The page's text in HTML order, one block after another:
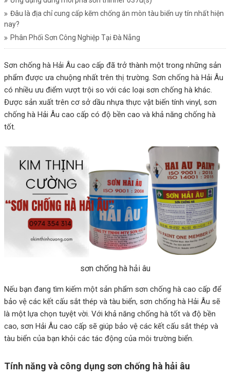
Đâu là địa chỉ cung cấp kẽm chống ăn mòn tàu biển uy tín nhất hiện
nay?
Phân Phối Sơn Công Nghiệp Tại Đà Nẵng
Sơn chống hà Hải Âu cao cấp đã trở thành một trong những sản
phẩm được ưa chuộng nhất trên thị trường. Sơn chống hà Hải Âu
có nhiều ưu điểm vượt trội so với các loại sơn chống hà khác.
Được sản xuất trên cơ sở dầu nhựa thực vật biến tính vinyl, sơn
chống hà Hải Âu cao cấp có độ bền cao và khả năng chống hà
tốt.
sơn chống hà hải âu
Nếu bạn đang tìm kiếm một sản phẩm sơn chống hà cao cấp để
bảo vệ các kết cấu sắt thép và tàu biển, sơn chống hà Hải Âu sẽ
là một lựa chọn tuyệt vời. Với khả năng chống hà tốt và độ bền
cao, sơn Hải Âu cao cấp sẽ giúp bảo vệ các kết cấu sắt thép và
tàu biển của bạn khỏi các tác động của môi trường biển.
Tính năng và công dụng sơn chống hà hải âu